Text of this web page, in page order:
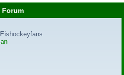
h
e
Forum